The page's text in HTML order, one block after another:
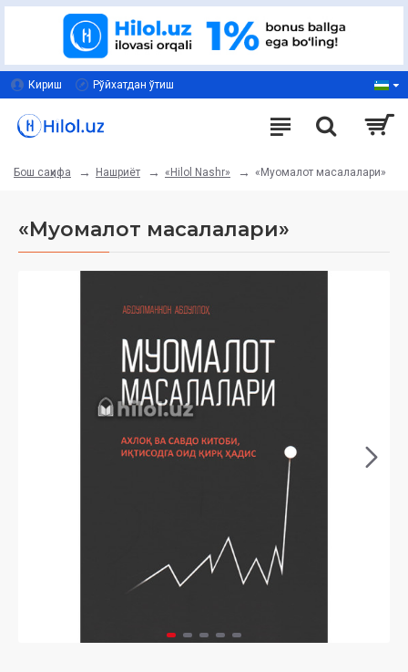
Кириш Рўйхатдан ўтиш
Бош саҳифа Нашриёт «Hilol Nashr» «Муомалот масалалари»
«Муомалот масалалари»